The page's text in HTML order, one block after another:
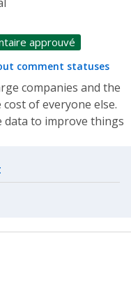
approuvé
comment statuses
companies and the
of everyone else.
data to improve things